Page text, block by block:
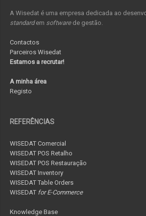
A Wisedat é uma empresa dedicada ao
standardem softwarede gestão.
Contactos
Parceiros Wisedat
Estamos a recrutar!
A minha área
Registo
REFERÊNCIAS
WISEDAT Comercial
WISEDAT POS Retalho
WISEDAT POS Restauração
WISEDAT Inventory
WISEDAT Table Orders
WISEDAT for E-Commerce
Knowledge Base